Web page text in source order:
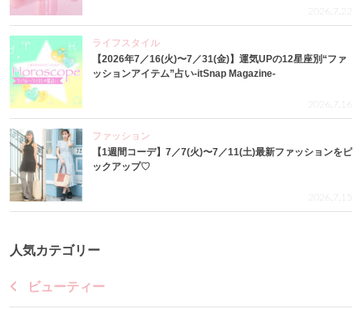
2026.7.22
ライフスタイル
【2026年7／16(火)〜7／31(金)】運気UPの12星座別“ファ
ッションアイテム”占い-itSnap Magazine-
2026.7.16
ファッション
【1週間コーデ】7／7(火)〜7／11(土)最新ファッションをピ
ックアップ♡
2026.7.15
人気カテゴリー
ビューティー